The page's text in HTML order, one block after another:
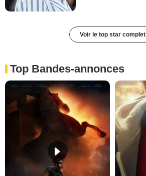
Voir le top star complet
Top Bandes-annonces